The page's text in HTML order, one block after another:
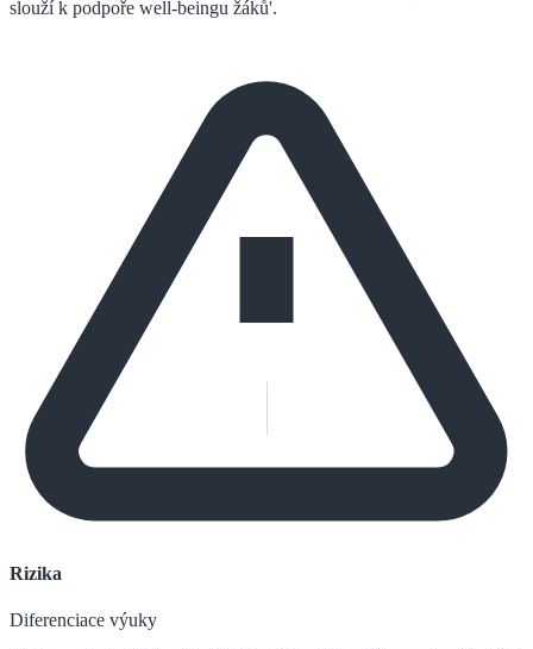
slouží k podpoře well-beingu žáků'.
Rizika
Diferenciace výuky